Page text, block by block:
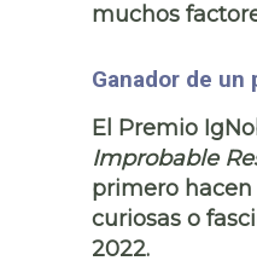
muchos
Ganador de un
El Premio
Improbable
primero
curiosas o
2022.